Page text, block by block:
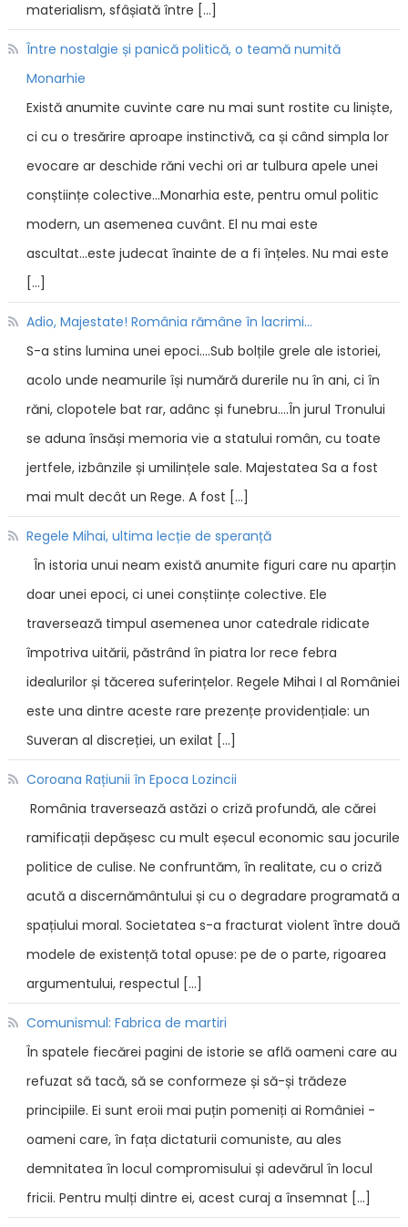
materialism, sfâșiată între […]
Între nostalgie și panică politică, o teamă numită
Monarhie
Există anumite cuvinte care nu mai sunt rostite cu liniște,
ci cu o tresărire aproape instinctivă, ca și când simpla lor
evocare ar deschide răni vechi ori ar tulbura apele unei
conștiințe colective...Monarhia este, pentru omul politic
modern, un asemenea cuvânt. El nu mai este
ascultat...este judecat înainte de a fi înțeles. Nu mai este
[…]
Adio, Majestate! România rămâne în lacrimi...
S-a stins lumina unei epoci....Sub bolțile grele ale istoriei,
acolo unde neamurile își numără durerile nu în ani, ci în
răni, clopotele bat rar, adânc și funebru....În jurul Tronului
se aduna însăși memoria vie a statului român, cu toate
jertfele, izbânzile și umilințele sale. Majestatea Sa a fost
mai mult decât un Rege. A fost […]
Regele Mihai, ultima lecție de speranță
În istoria unui neam există anumite figuri care nu aparțin
doar unei epoci, ci unei conștiințe colective. Ele
traversează timpul asemenea unor catedrale ridicate
împotriva uitării, păstrând în piatra lor rece febra
idealurilor și tăcerea suferințelor. Regele Mihai I al României
este una dintre aceste rare prezențe providențiale: un
Suveran al discreției, un exilat […]
Coroana Rațiunii în Epoca Lozincii
România traversează astăzi o criză profundă, ale cărei
ramificații depășesc cu mult eșecul economic sau jocurile
politice de culise. Ne confruntăm, în realitate, cu o criză
acută a discernământului și cu o degradare programată a
spațiului moral. Societatea s-a fracturat violent între două
modele de existență total opuse: pe de o parte, rigoarea
argumentului, respectul […]
Comunismul: Fabrica de martiri
În spatele fiecărei pagini de istorie se află oameni care au
refuzat să tacă, să se conformeze și să-și trădeze
principiile. Ei sunt eroii mai puțin pomeniți ai României -
oameni care, în fața dictaturii comuniste, au ales
demnitatea în locul compromisului și adevărul în locul
fricii. Pentru mulți dintre ei, acest curaj a însemnat […]